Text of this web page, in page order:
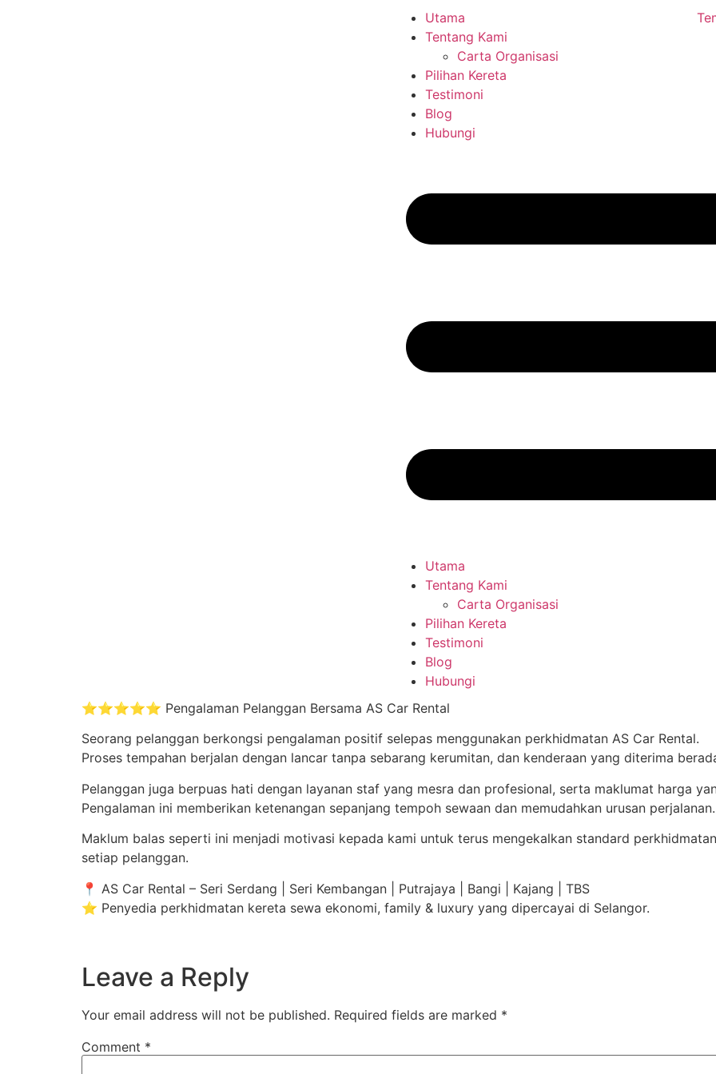
Utama
Tentang Kami
Carta Organisasi
Pilihan Kereta
Testimoni
Blog
Hubungi
Utama
Tentang Kami
Carta Organisasi
Pilihan Kereta
Testimoni
Blog
Hubungi
⭐️⭐️⭐️⭐️⭐️ Pengalaman Pelanggan Bersama AS Car Rental
Seorang pelanggan berkongsi pengalaman positif selepas menggunakan perkhidmatan AS Car Rental.
Proses tempahan berjalan dengan lancar tanpa sebarang kerumitan, dan kenderaan yang diterima
Pelanggan juga berpuas hati dengan layanan staf yang mesra dan profesional, serta maklumat harga
Pengalaman ini memberikan ketenangan sepanjang tempoh sewaan dan memudahkan urusan perjalanan.
Maklum balas seperti ini menjadi motivasi kepada kami untuk terus mengekalkan standard
setiap pelanggan.
📍 AS Car Rental – Seri Serdang | Seri Kembangan | Putrajaya | Bangi | Kajang | TBS
⭐ Penyedia perkhidmatan kereta sewa ekonomi, family & luxury yang dipercayai di Selangor.
Leave a Reply
Your email address will not be published. Required fields are marked *
Comment *